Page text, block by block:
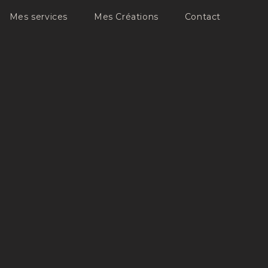
Mes services Mes Créations Contact